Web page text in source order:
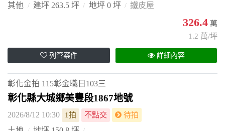
其他 建坪 263.5 坪 地坪 0 坪 鐵皮屋
326.4 萬
1.2 萬/坪
列管案件 詳細內容
彰化金拍 115彰金職日103三
彰化縣大城鄉美豐段1867地號
2026/8/12 10:30 1拍 不點交 待拍